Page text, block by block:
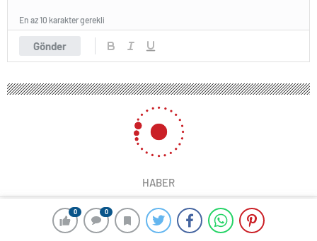
0 0
Gönder
En az 10 karakter gerekli
HABER